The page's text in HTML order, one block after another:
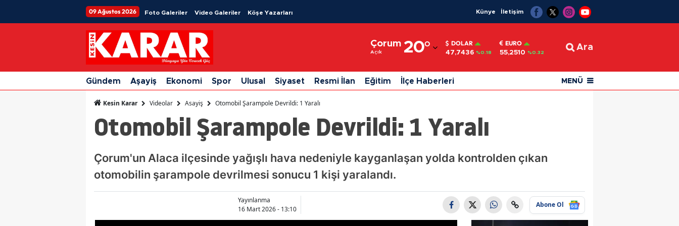
09 Ağustos 2026 Foto Galeriler Video Galeriler Köşe Yazarları Künye İletişim
Çorum
Açık 20°
Adıyaman
Afyonkarahisar
Ağrı
Ankara
Antalya
Artvin
DOLAR
47,7436 %0.18
EURO
55,2510 %0.32
Ara
Gündem Aşayiş Ekonomi Spor Ulusal Siyaset Resmi İlan Eğitim İlçe Haberleri MENÜ
Kesin Karar Videolar Asayiş Otomobil Şarampole Devrildi: 1 Yaralı
Otomobil Şarampole Devrildi: 1 Yaralı
Çorum'un Alaca ilçesinde yağışlı hava nedeniyle kayganlaşan yolda kontrolden çıkan
otomobilin şarampole devrilmesi sonucu 1 kişi yaralandı.
Yayınlanma
16 Mart 2026 - 13:10
Abone Ol